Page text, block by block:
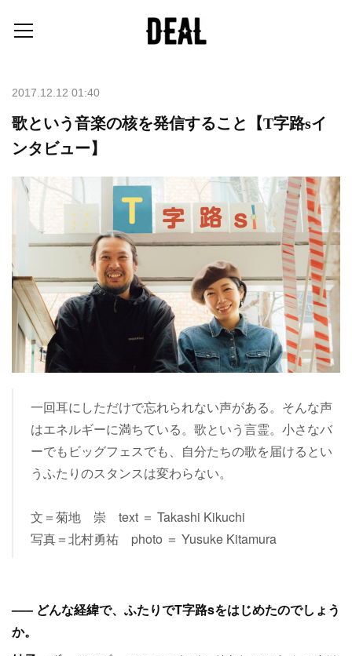
2017.12.12 01:40
歌という音楽の核を発信すること【T字路sイ
ンタビュー】
一回耳にしただけで忘れられない声がある。そんな声
はエネルギーに満ちている。歌という言霊。小さなバ
ーでもビッグフェスでも、自分たちの歌を届けるとい
うふたりのスタンスは変わらない。
文＝菊地 崇 text ＝ Takashi Kikuchi
写真＝北村勇祐 photo ＝ Yusuke Kitamura
––– どんな経緯で、ふたりでT字路sをはじめたのでしょう
か。